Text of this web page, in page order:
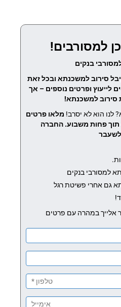
למסורבים!
בנקים
סירוב למשכנתא ובכל זאת
לייעוץ ופרטים נוספים – אך
סירוב למשכנתא!
לנו הוא לא יסרב! מלאו פרטים
פחות משבוע. החברה
לשעבר
למסורבי בנקים
גם אחרי פשיטת רגל
אלייך במהרה עם פרטים